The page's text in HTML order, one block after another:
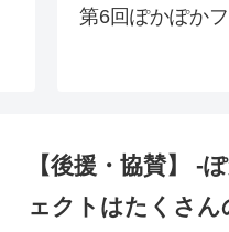
第6回ぽかぽか
【後援・協賛】 -
ェクトはたくさ